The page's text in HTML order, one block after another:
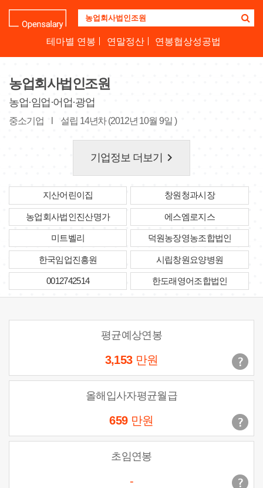
업
명
하
세
요
테마별 연봉 연말정산 연봉협상성공법
농업회사법인조원
농업·임업·어업·광업
중소기업 설립 14년차 (2012년 10월 9일 )
기업정보 더보기 keyboard_arrow_right
지산어린이집 창원청과시장
농업회사법인진산명가 에스엠로지스
미트벨리 덕원농장영농조합법인
한국임업진흥원 시립창원요양병원
0012742514 한도래영어조합법인
평균예상연봉
3,153 만원
올해입사자평균월급
659 만원
초임연봉
-